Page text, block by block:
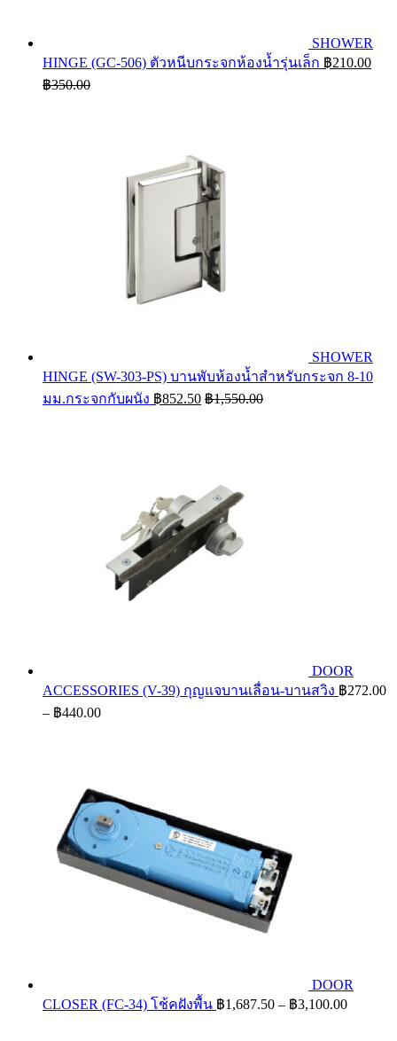
SHOWER
HINGE (GC-506) ตัวหนีบกระจกห้องน้ำรุ่นเล็ก ฿210.00
฿350.00
SHOWER
HINGE (SW-303-PS) บานพับห้องน้ำสำหรับกระจก 8-10
มม.กระจกกับผนัง ฿852.50 ฿1,550.00
DOOR
ACCESSORIES (V-39) กุญแจบานเลื่อน-บานสวิง ฿272.00
– ฿440.00Price
DOOR
CLOSER (FC-34) โช้คฝังพื้น ฿1,687.50 – ฿3,100.00Price